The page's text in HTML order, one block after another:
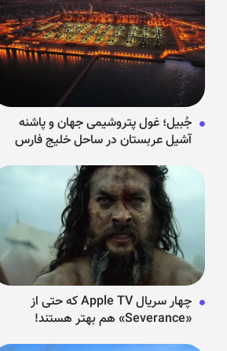
جُبیل؛ غول پتروشیمی جهان و پاشنه
آشیل عربستان در ساحل خلیج فارس
چهار سریال Apple TV که حتی از
«Severance» هم بهتر هستند!